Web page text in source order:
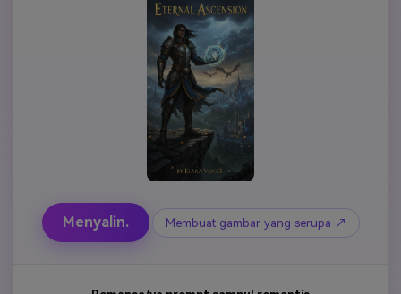
yang bersinar, naga-naga yang terbang di langit, dan
awan badai ajaib. Menambahkan cahaya pelek yang
dramatis, bayangan yang dalam, partikel yang berputar,
dan energi biru-emas yang terpesona di sekitar tangan
karakter. Menggunakan komposisi sinematis, penilaian
warna fantasi yang berani, dan tekstur baju besi yang
sangat detail. Tambahkan spasi di bagian atas untuk
judul buku dan di bagian bawah untuk nama penulis. Gaya
sampul profesional yang sangat realistis resolusi tinggi.
Menyalin. Membuat gambar yang serupa ↗